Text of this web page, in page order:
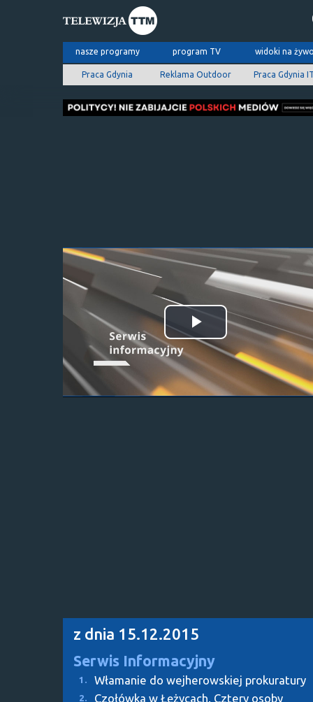
nasze programy program TV widoki na
Praca Gdynia Reklama Outdoor Praca Gdynia
Odtwórz
wideo
z dnia 15.12.2015
Serwis Informacyjny
1. Włamanie do wejherowskiej prokuratury
2.
Czołówka w Łężycach. Cztery osoby